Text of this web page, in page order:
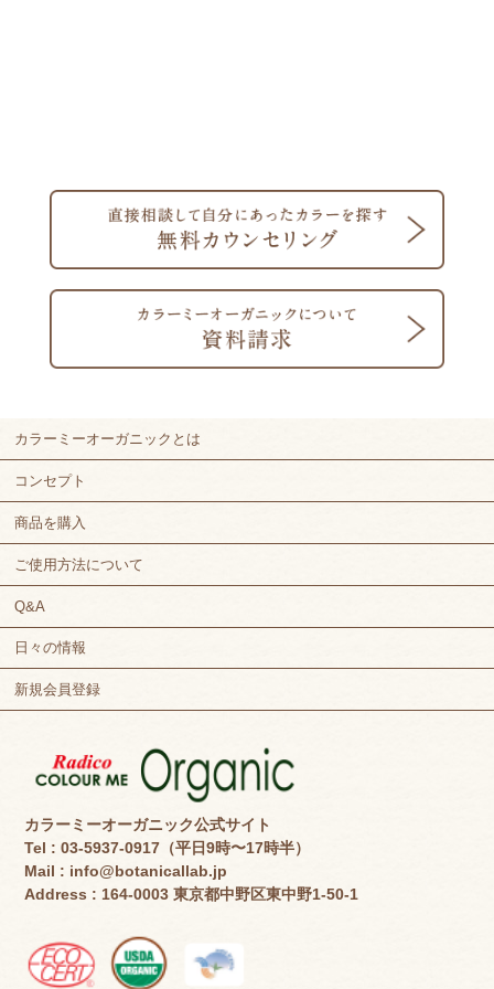
カラーミーオーガニックとは
コンセプト
商品を購入
ご使用方法について
Q&A
日々の情報
新規会員登録
カラーミーオーガニック公式サイト
Tel : 03-5937-0917（平日9時〜17時半）
Mail : info@botanicallab.jp
Address : 164-0003 東京都中野区東中野1-50-1